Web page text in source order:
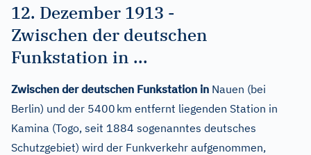
12. Dezember 1913 -
Zwischen der deutschen
Funkstation in ...
Zwischen der deutschen Funkstation in Nauen (bei
Berlin) und der 5400 km entfernt liegenden Station in
Kamina (Togo, seit 1884 sogenanntes deutsches
Schutzgebiet) wird der Funkverkehr aufgenommen,